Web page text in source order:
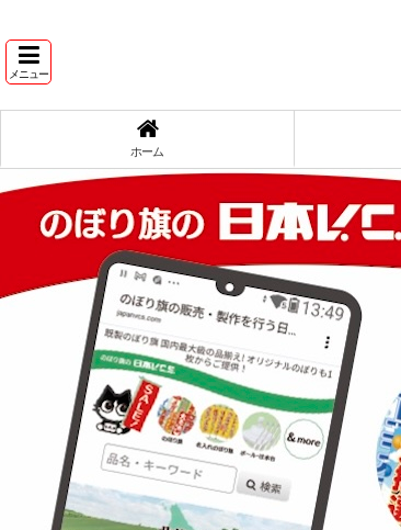
メニュー
ホーム